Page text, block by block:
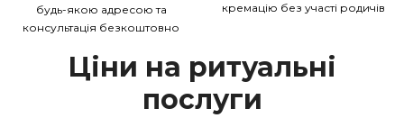
будь-якою адресою та
консультація безкоштовно
кремацію без участі родичів
Ціни на ритуальні
послуги